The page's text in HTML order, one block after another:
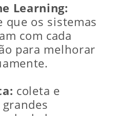
Learning:
que os sistemas
com cada
para melhorar
coleta e